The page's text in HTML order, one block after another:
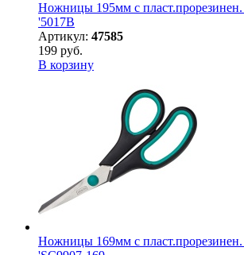
Ножницы 195мм с
'5017B
Артикул: 47585
199 руб.
В корзину
Ножницы 169мм с